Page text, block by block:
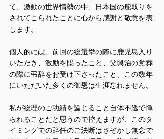
て、激動の世界情勢の中、日本国の舵取りを
されてこられたことに心から感謝と敬意を表
します。
個人的には、前回の総選挙の際に鹿児島入り
いただき、激励を賜ったこと、父興治の党葬
の際に弔辞をお受け下さったこと、この数年
にいただいた多くの御恩は生涯忘れません。
私が総理のご功績を論じること自体不遜で憚
られることだと思うので控えますが、このタ
イミングでの辞任のご決断はさぞかし無念で